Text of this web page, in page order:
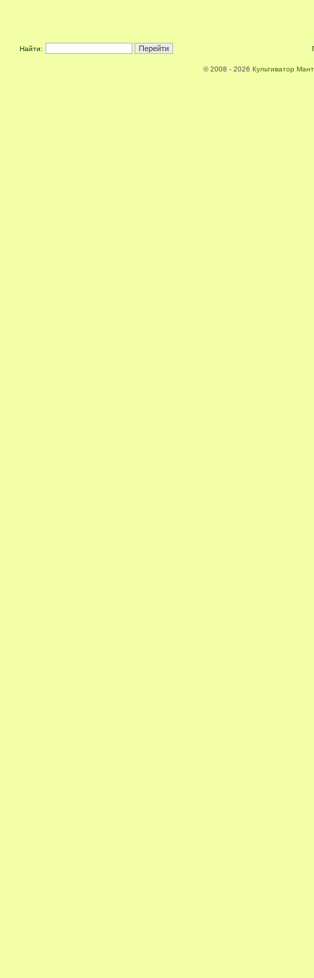
Найти:
© 2008 - 2026 Культиватор